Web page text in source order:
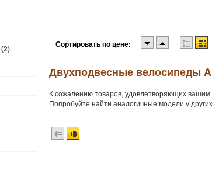
Сортировать по цене:
Двухподвесные велосипеды
К сожалению товаров, удовлетворяющих вашим
Попробуйте найти аналогичные модели у
(2)